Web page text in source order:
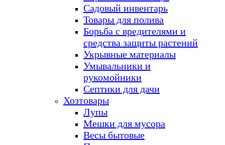
Садовый инвентарь
Товары для полива
Борьба с вредителями и
средства защиты растений
Укрывные материалы
Умывальники и
рукомойники
Септики для дачи
Хозтовары
Лупы
Мешки для мусора
Весы бытовые